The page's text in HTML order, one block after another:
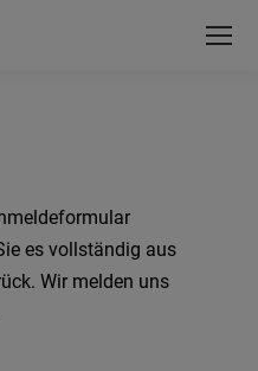
es vollständig aus
Wir melden uns